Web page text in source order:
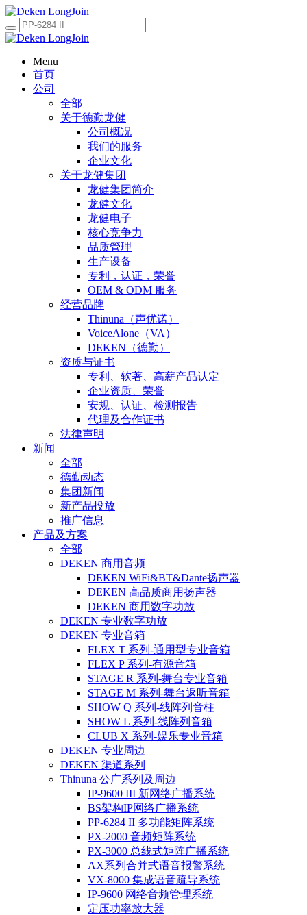
Menu
首页
公司
全部
关于德勤龙健
公司概况
我们的服务
企业文化
关于龙健集团
龙健集团简介
龙健文化
龙健电子
核心竞争力
品质管理
生产设备
专利，认证，荣誉
OEM & ODM 服务
经营品牌
Thinuna（声优诺）
VoiceAlone（VA）
DEKEN（德勤）
资质与证书
专利、软著、高薪产品认定
企业资质、荣誉
安规、认证、检测报告
代理及合作证书
法律声明
新闻
全部
德勤动态
集团新闻
新产品投放
推广信息
产品及方案
全部
DEKEN 商用音频
DEKEN WiFi&BT&Dante扬声器
DEKEN 高品质商用扬声器
DEKEN 商用数字功放
DEKEN 专业数字功放
DEKEN 专业音箱
FLEX T 系列-通用型专业音箱
FLEX P 系列-有源音箱
STAGE R 系列-舞台专业音箱
STAGE M 系列-舞台返听音箱
SHOW Q 系列-线阵列音柱
SHOW L 系列-线阵列音箱
CLUB X 系列-娱乐专业音箱
DEKEN 专业周边
DEKEN 渠道系列
Thinuna 公广系列及周边
IP-9600 III 新网络广播系统
BS架构IP网络广播系统
PP-6284 II 多功能矩阵系统
PX-2000 音频矩阵系统
PX-3000 总线式矩阵广播系统
AX系列合并式语音报警系统
VX-8000 集成语音疏导系统
IP-9600 网络音频管理系统
定压功率放大器